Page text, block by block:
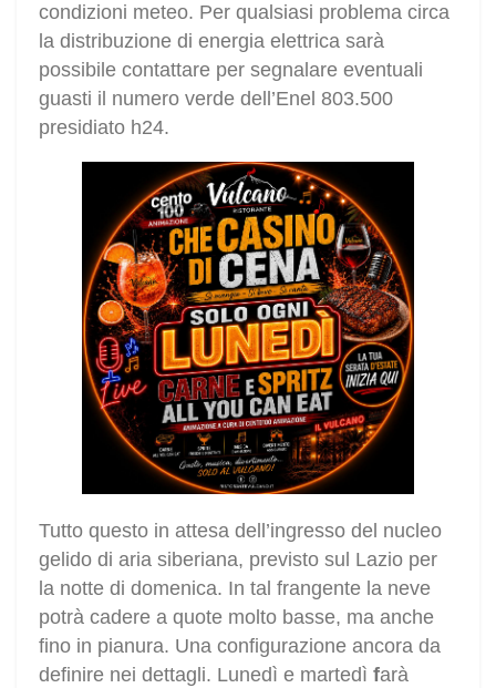
condizioni meteo. Per qualsiasi problema circa
la distribuzione di energia elettrica sarà
possibile contattare per segnalare eventuali
guasti il numero verde dell’Enel 803.500
presidiato h24.
Tutto questo in attesa dell’ingresso del nucleo
gelido di aria siberiana, previsto sul Lazio per
la notte di domenica. In tal frangente la neve
potrà cadere a quote molto basse, ma anche
fino in pianura. Una configurazione ancora da
definire nei dettagli. Lunedì e martedì farà